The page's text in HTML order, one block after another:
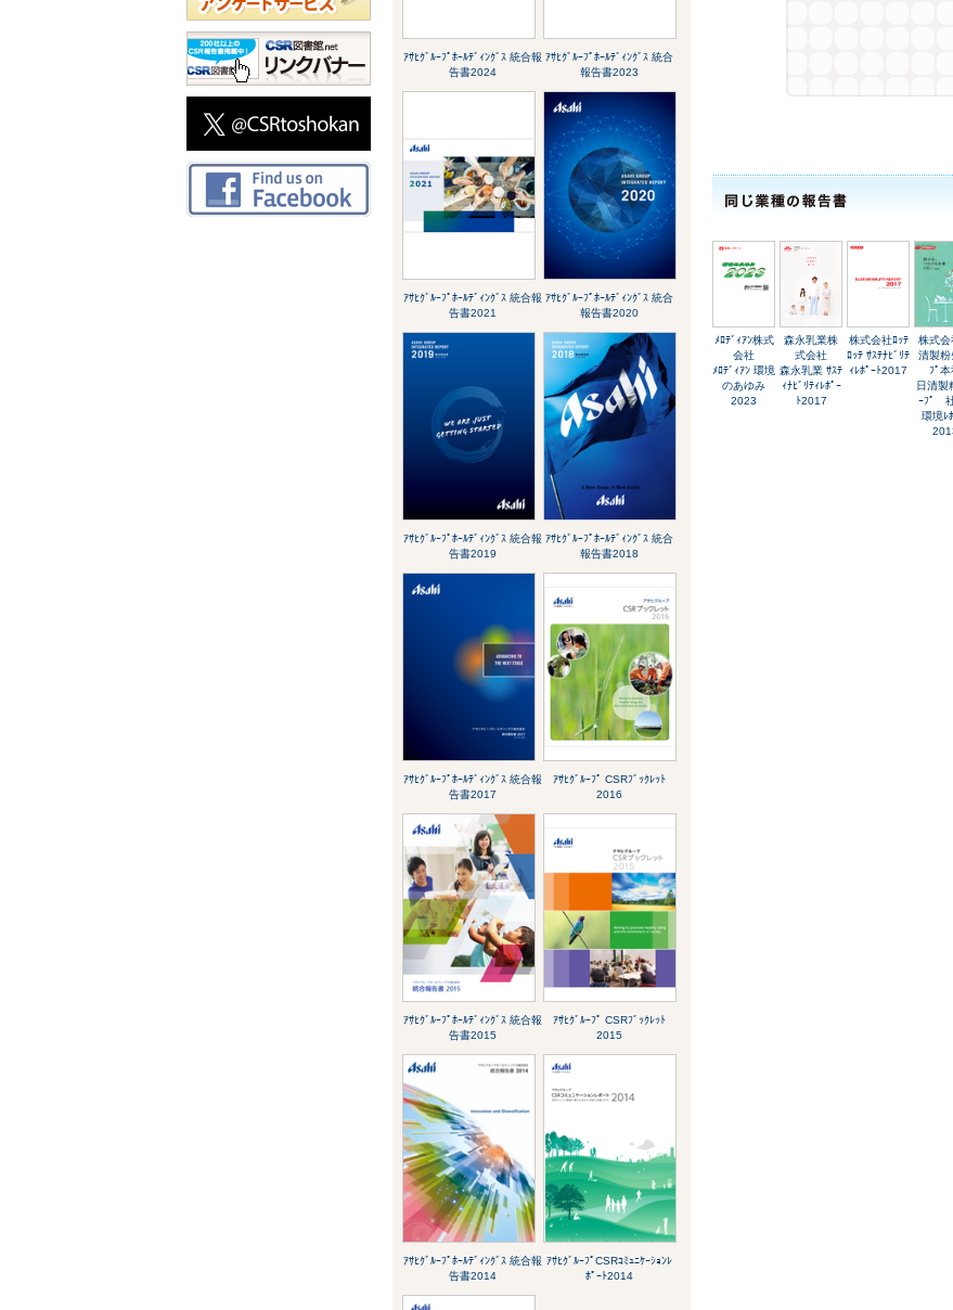
ｱｻﾋｸﾞﾙｰﾌﾟﾎｰﾙﾃﾞｨﾝｸﾞｽ 統合報
告書2024
ｱｻﾋｸﾞﾙｰﾌﾟﾎｰﾙﾃﾞｨﾝｸﾞｽ 統合
報告書2023
ｱｻﾋｸﾞﾙｰﾌﾟﾎｰﾙﾃﾞｨﾝｸﾞｽ 統合報
告書2021
ｱｻﾋｸﾞﾙｰﾌﾟﾎｰﾙﾃﾞｨﾝｸﾞｽ 統合
報告書2020
ｱｻﾋｸﾞﾙｰﾌﾟﾎｰﾙﾃﾞｨﾝｸﾞｽ 統合報
告書2019
ｱｻﾋｸﾞﾙｰﾌﾟﾎｰﾙﾃﾞｨﾝｸﾞｽ 統合
報告書2018
ｱｻﾋｸﾞﾙｰﾌﾟﾎｰﾙﾃﾞｨﾝｸﾞｽ 統合報
告書2017
ｱｻﾋｸﾞﾙｰﾌﾟ CSRﾌﾞｯｸﾚｯﾄ
2016
ｱｻﾋｸﾞﾙｰﾌﾟﾎｰﾙﾃﾞｨﾝｸﾞｽ 統合報
告書2015
ｱｻﾋｸﾞﾙｰﾌﾟ CSRﾌﾞｯｸﾚｯﾄ
2015
ｱｻﾋｸﾞﾙｰﾌﾟﾎｰﾙﾃﾞｨﾝｸﾞｽ 統合報
告書2014
ｱｻﾋｸﾞﾙｰﾌﾟCSRｺﾐｭﾆｹｰｼｮﾝﾚ
ﾎﾟｰﾄ2014
ﾒﾛﾃﾞｨｱﾝ株式
会社
ﾒﾛﾃﾞｨｱﾝ 環境
のあゆみ
2023
森永乳業株
式会社
森永乳業 ｻｽﾃ
ｨﾅﾋﾞﾘﾃｨﾚﾎﾟｰ
ﾄ2017
株式会社ﾛｯﾃ
ﾛｯﾃ ｻｽﾃﾅﾋﾞﾘﾃ
ｨﾚﾎﾟｰﾄ2017
株式会
清製粉
ﾌﾟ本
日清製
ｰﾌﾟ
環境ﾚ